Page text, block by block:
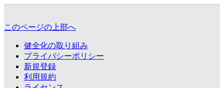
このページの上部へ
健全化の取り組み
プライバシーポリシー
新規登録
利用規約